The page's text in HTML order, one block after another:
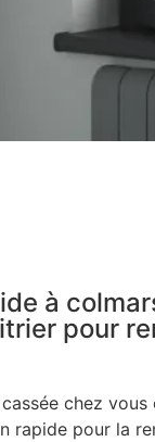
à
pour
chez
rapide pour la